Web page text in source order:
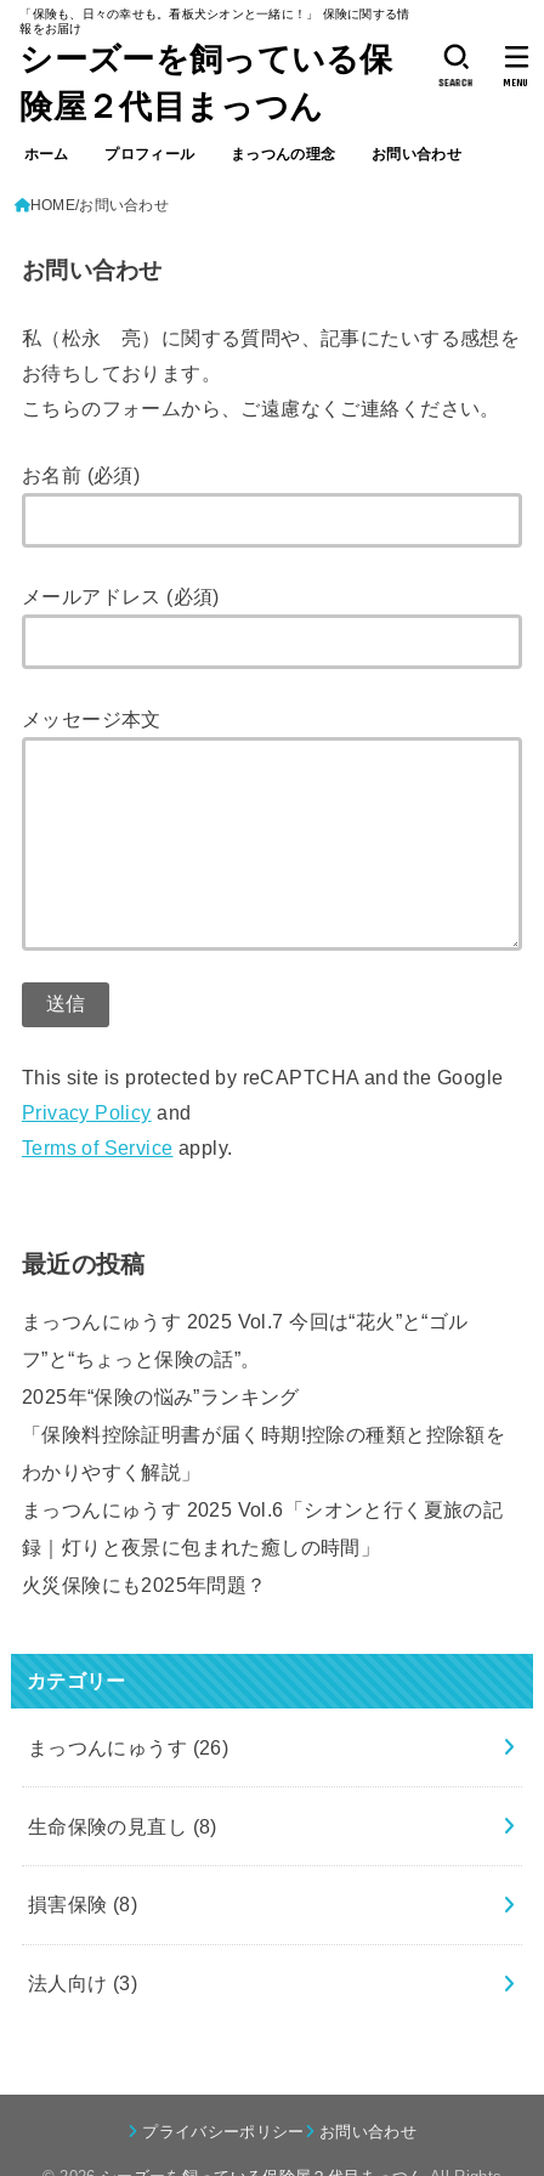
「保険も、日々の幸せも。看板犬シオンと一緒に！」 保険に関する情
報をお届け
シーズーを飼っている保
険屋２代目まっつん
ホーム プロフィール まっつんの理念 お問い合わせ
SEARCH MENU
HOME お問い合わせ
お問い合わせ
私（松永 亮）に関する質問や、記事にたいする感想を
お待ちしております。
こちらのフォームから、ご遠慮なくご連絡ください。
お名前 (必須)
メールアドレス (必須)
メッセージ本文
This site is protected by reCAPTCHA and the Google
Privacy Policy and
Terms of Service apply.
最近の投稿
まっつんにゅうす 2025 Vol.7 今回は“花火”と“ゴル
フ”と“ちょっと保険の話”。
2025年“保険の悩み”ランキング
「保険料控除証明書が届く時期!控除の種類と控除額を
わかりやすく解説」
まっつんにゅうす 2025 Vol.6「シオンと行く夏旅の記
録｜灯りと夜景に包まれた癒しの時間」
火災保険にも2025年問題？
カテゴリー
まっつんにゅうす (26)
生命保険の見直し (8)
損害保険 (8)
法人向け (3)
プライバシーポリシー お問い合わせ